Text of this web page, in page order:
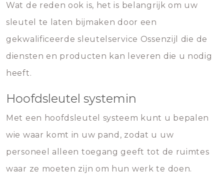
Wat de reden ook is, het is belangrijk om uw
sleutel te laten bijmaken door een
gekwalificeerde sleutelservice Ossenzijl die de
diensten en producten kan leveren die u nodig
heeft.
Hoofdsleutel systemin
Met een hoofdsleutel systeem kunt u bepalen
wie waar komt in uw pand, zodat u uw
personeel alleen toegang geeft tot de ruimtes
waar ze moeten zijn om hun werk te doen.